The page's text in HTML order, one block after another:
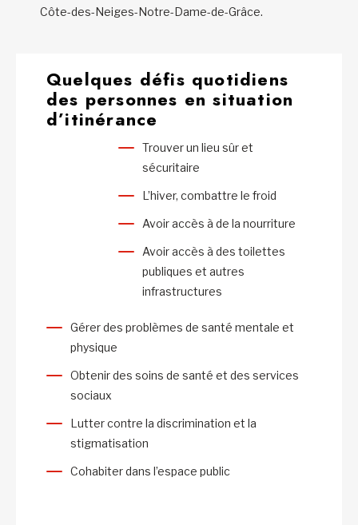
Côte-des-Neiges-Notre-Dame-de-Grâce.
Quelques défis quotidiens
des personnes en situation
d’itinérance
Trouver un lieu sûr et
sécuritaire
L’hiver, combattre le froid
Avoir accès à de la nourriture
Avoir accès à des toilettes
publiques et autres
infrastructures
Gérer des problèmes de santé mentale et
physique
Obtenir des soins de santé et des services
sociaux
Lutter contre la discrimination et la
stigmatisation
Cohabiter dans l’espace public